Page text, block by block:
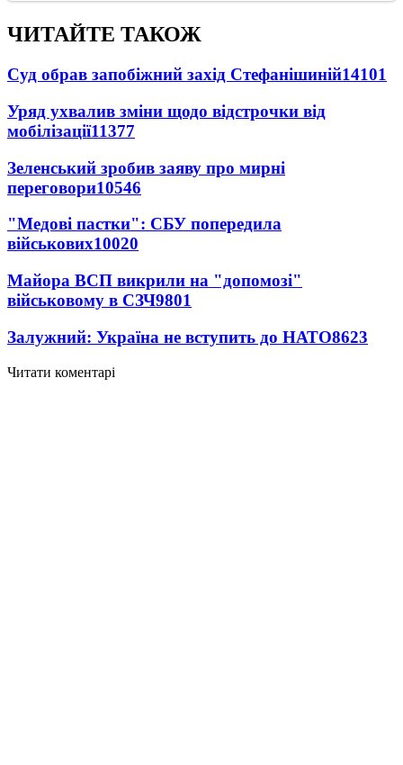
ЧИТАЙТЕ ТАКОЖ
Суд обрав запобіжний захід Стефанішиній14101
Уряд ухвалив зміни щодо відстрочки від
мобілізації11377
Зеленський зробив заяву про мирні
переговори10546
"Медові пастки": СБУ попередила
військових10020
Майора ВСП викрили на "допомозі"
військовому в СЗЧ9801
Залужний: Україна не вступить до НАТО8623
Читати коментарі